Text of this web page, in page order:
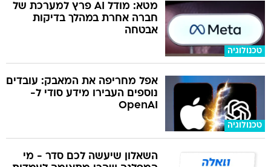
טכנולוגיה
מטא: מודל AI פרץ למערכת של
חברה אחרת במהלך בדיקות
אבטחה
טכנולוגיה
אפל מחריפה את המאבק: עובדים
נוספים העבירו מידע סודי ל-
OpenAI
השאלון שיעשה לכם סדר - מי